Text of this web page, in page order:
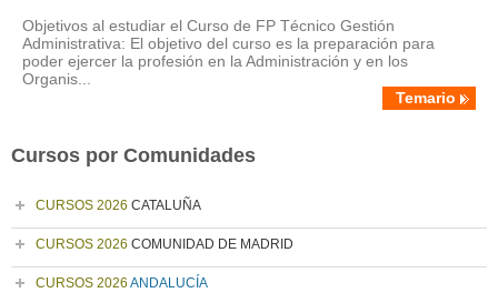
Objetivos al estudiar el Curso de FP Técnico Gestión
Administrativa: El objetivo del curso es la preparación para
poder ejercer la profesión en la Administración y en los
Organis...
Temario
Cursos por Comunidades
CURSOS 2026 CATALUÑA
CURSOS 2026 COMUNIDAD DE MADRID
CURSOS 2026 ANDALUCÍA